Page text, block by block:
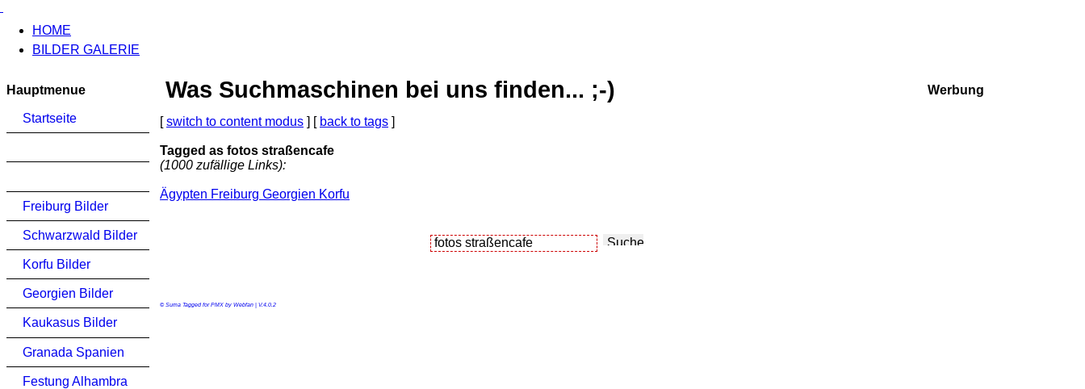
HOME
BILDER GALERIE
Hauptmenue
Startseite
Freiburg Bilder
Schwarzwald Bilder
Korfu Bilder
Georgien Bilder
Kaukasus Bilder
Granada Spanien
Festung Alhambra
Was Suchmaschinen bei uns finden... ;-)
[switch to content modus ] [ back to tags ]
Tagged as fotos straßencafe
(1000 zufällige Links):
Ägypten Freiburg Georgien Korfu
© Suma Tagged for PMX by Webfan | V.4.0.2
Werbung